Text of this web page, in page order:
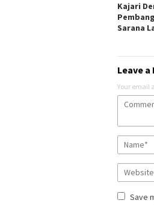
Kajari
Sarana
Leave a
Your email
Save